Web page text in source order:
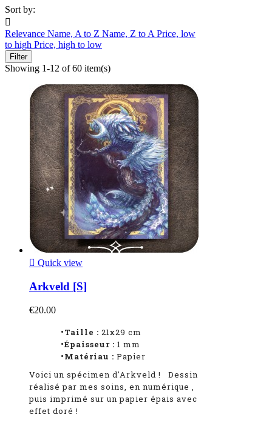
Sort by:

Relevance Name, A to Z Name, Z to A Price, low
to high Price, high to low
Filter
Showing 1-12 of 60 item(s)
 Quick view
Arkveld [S]
€20.00
•Taille : 21x29 cm
•Épaisseur : 1 mm
•Matériau : Papier
Voici un spécimen d'Arkveld !
Dessin
réalisé par mes soins, en numérique ,
puis imprimé sur un papier épais avec
effet doré !